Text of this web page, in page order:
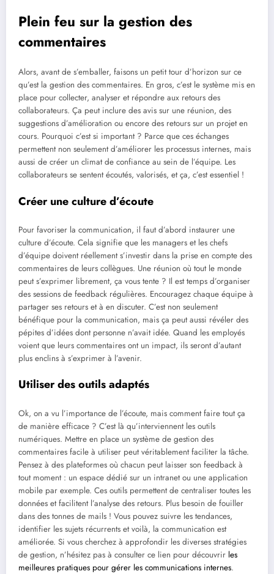
Plein feu sur la gestion des
commentaires
Alors, avant de s’emballer, faisons un petit tour d’horizon sur ce
qu’est la gestion des commentaires. En gros, c’est le système mis en
place pour collecter, analyser et répondre aux retours des
collaborateurs. Ça peut inclure des avis sur une réunion, des
suggestions d’amélioration ou encore des retours sur un projet en
cours. Pourquoi c’est si important ? Parce que ces échanges
permettent non seulement d’améliorer les processus internes, mais
aussi de créer un climat de confiance au sein de l’équipe. Les
collaborateurs se sentent écoutés, valorisés, et ça, c’est essentiel !
Créer une culture d’écoute
Pour favoriser la communication, il faut d’abord instaurer une
culture d’écoute. Cela signifie que les managers et les chefs
d’équipe doivent réellement s’investir dans la prise en compte des
commentaires de leurs collègues. Une réunion où tout le monde
peut s’exprimer librement, ça vous tente ? Il est temps d’organiser
des sessions de feedback régulières. Encouragez chaque équipe à
partager ses retours et à en discuter. C’est non seulement
bénéfique pour la communication, mais ça peut aussi révéler des
pépites d’idées dont personne n’avait idée. Quand les employés
voient que leurs commentaires ont un impact, ils seront d’autant
plus enclins à s’exprimer à l’avenir.
Utiliser des outils adaptés
Ok, on a vu l’importance de l’écoute, mais comment faire tout ça
de manière efficace ? C’est là qu’interviennent les outils
numériques. Mettre en place un système de gestion des
commentaires facile à utiliser peut véritablement faciliter la tâche.
Pensez à des plateformes où chacun peut laisser son feedback à
tout moment : un espace dédié sur un intranet ou une application
mobile par exemple. Ces outils permettent de centraliser toutes les
données et facilitent l’analyse des retours. Plus besoin de fouiller
dans des tonnes de mails ! Vous pouvez suivre les tendances,
identifier les sujets récurrents et voilà, la communication est
améliorée. Si vous cherchez à approfondir les diverses stratégies
de gestion, n’hésitez pas à consulter ce lien pour découvrir les
meilleures pratiques pour gérer les communications internes.